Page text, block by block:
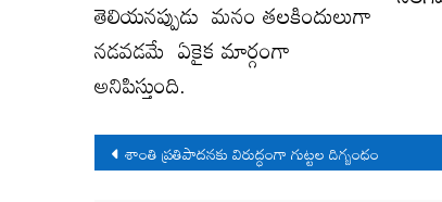
తెలియనప్పుడు మనం తలకిందులుగా
నడవడమే ఏకైక మార్గంగా
అనిపిస్తుంది.
Post
navigation
శాంతి ప్రతిపాదనకు విరుద్ధంగా గుట్టల దిగ్బంధం